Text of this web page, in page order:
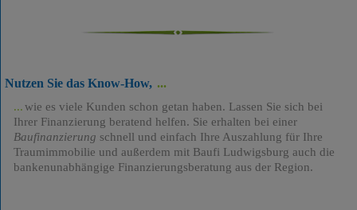
Nutzen Sie das Know-How,
wie es viele Kunden schon getan haben. Lassen Sie sich bei
Ihrer Finanzierung beratend helfen. Sie erhalten bei einer
Baufinanzierung schnell und einfach Ihre Auszahlung für Ihre
Traumimmobilie und außerdem mit Baufi Ludwigsburg auch die
bankenunabhängige Finanzierungsberatung aus der Region.